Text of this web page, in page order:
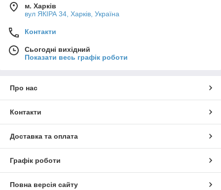
м. Харків
вул ЯКІРА 34, Харків, Україна
Контакти
Сьогодні вихідний
Показати весь графік роботи
Про нас
Контакти
Доставка та оплата
Графік роботи
Повна версія сайту